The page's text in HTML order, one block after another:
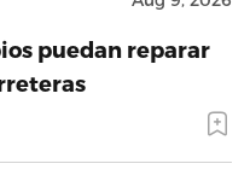
puedan reparar